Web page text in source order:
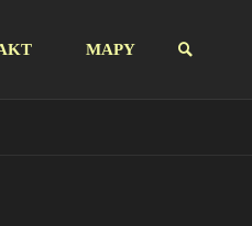
MAPY